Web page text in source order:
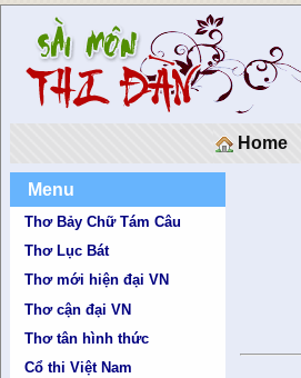
Home
Menu
Thơ Bảy Chữ Tám Câu
Thơ Lục Bát
Thơ mới hiện đại VN
Thơ cận đại VN
Thơ tân hình thức
Cổ thi Việt Nam